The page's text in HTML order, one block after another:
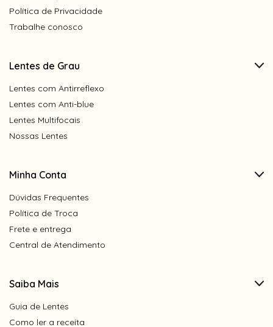
Política de Privacidade
Trabalhe conosco
Lentes de Grau
Lentes com Antirreflexo
Lentes com Anti-blue
Lentes Multifocais
Nossas Lentes
Minha Conta
Dúvidas Frequentes
Política de Troca
Frete e entrega
Central de Atendimento
Saiba Mais
Guia de Lentes
Como ler a receita